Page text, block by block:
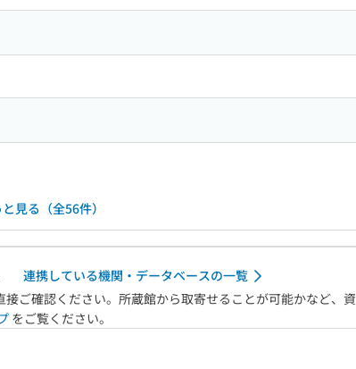
見る（全56件）
連携している機関・データベースの一覧
ご確認ください。所蔵館から取寄せることが可能かなど、資
をご覧ください。